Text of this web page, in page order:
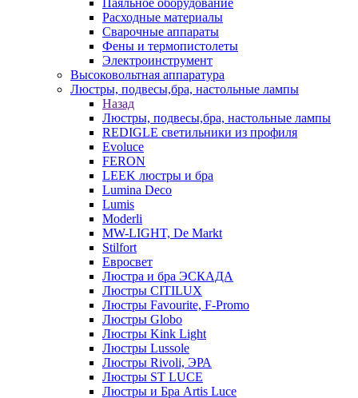
Паяльное оборудование
Расходные материалы
Сварочные аппараты
Фены и термопистолеты
Электроинструмент
Высоковольтная аппаратура
Люстры, подвесы,бра, настольные лампы
Назад
Люстры, подвесы,бра, настольные лампы
REDIGLE светильники из профиля
Evoluce
FERON
LEEK люстры и бра
Lumina Deco
Lumis
Moderli
MW-LIGHT, De Markt
Stilfort
Евросвет
Люстра и бра ЭСКАДА
Люстры CITILUX
Люстры Favourite, F-Promo
Люстры Globo
Люстры Kink Light
Люстры Lussole
Люстры Rivoli, ЭРА
Люстры ST LUCE
Люстры и Бра Artis Luce